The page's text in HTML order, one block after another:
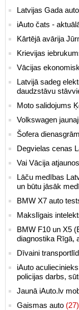
Latvijas Gada
iAuto čats -
Kārtējā avārija
Krievijas
Vācijas
Latvijā sadeg
daudzstāvu
Moto salidojums
Volkswagen
Šofera
Degvielas cenas
Vai Vācija
Lāču medības
un būtu jāsāk
BMW X7 auto
Makslīgais
BMW F10 un X5
diagnostika Rīgā,
Dīvaini
iAuto
policijas darbs,
Jaunā iAuto.lv
Gaismas auto (27)